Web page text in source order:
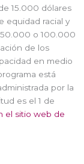
15.000 dólares
equidad racial y
o 100.000
de los
en medio
está
por la
es el 1 de
el sitio web de